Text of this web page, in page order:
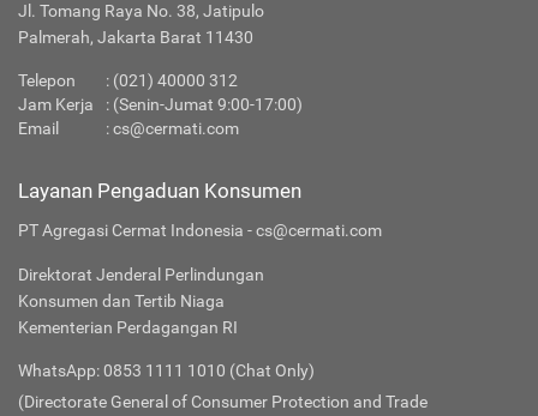
Jl. Tomang Raya No. 38, Jatipulo
Palmerah, Jakarta Barat 11430
Telepon : (021) 40000 312
Jam Kerja
: (Senin-Jumat 9:00-17:00)
Email
:cs@cermati.com
Layanan Pengaduan Konsumen
PT Agregasi Cermat Indonesia - cs@cermati.com
Direktorat Jenderal Perlindungan
Konsumen dan Tertib Niaga
Kementerian Perdagangan RI
WhatsApp: 0853 1111 1010 (Chat Only)
(Directorate General of Consumer Protection and Trade